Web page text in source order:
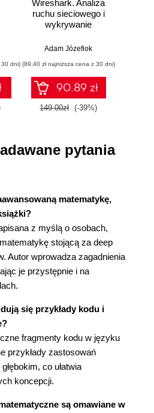
zdarzenia
na regułę dodawania
urodzin
warunkowe
łącznego
prawdopodobieństwa
prawdopodobieństwa
graniczne
liczb
a priori
w uczeniu maszynowym
30 dni)
Wireshark. Analiza
ruchu sieciowego i
wykrywanie
Adam Józefiok
(89,40 zł najniższa cena z 30 dni)
90.89 zł
149.00zł (-39%)
pytania
matematykę,
z myślą o osobach,
stojącą za deep
Autor wprowadza zagadnienia
je przystępnie i na
się przykłady kodu i
fragmenty kodu w języku
przykłady zastosowań
co ułatwia
koncepcji.
są omawiane w